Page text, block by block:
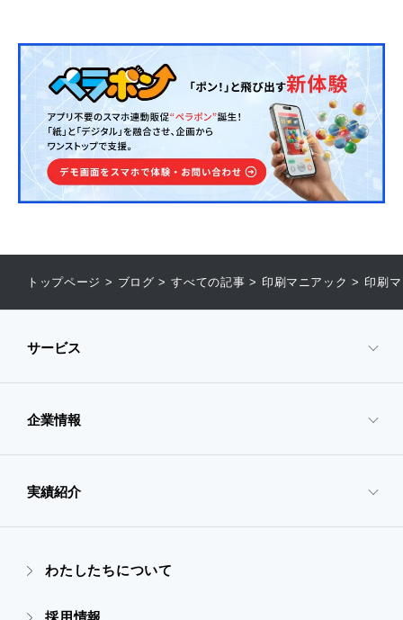
トップページ > ブログ >すべての記事 > 印刷マニアック > 印刷
サービス
- サービスTOP
- 映像・動画制作
- デザイン
企業情報
- 企業情報TOP
- ごあいさつ
実績紹介
- 実績紹介TOP
わたしたちについて